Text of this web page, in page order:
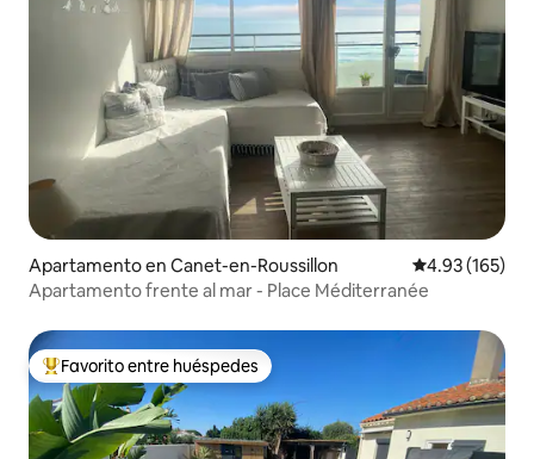
Apartamento en Canet-en-Roussillon Calificación
4.93 (165)
Apartamento frente al mar - Place Méditerranée
Favorito entre huéspedes preferido
Favorito entre huéspedes